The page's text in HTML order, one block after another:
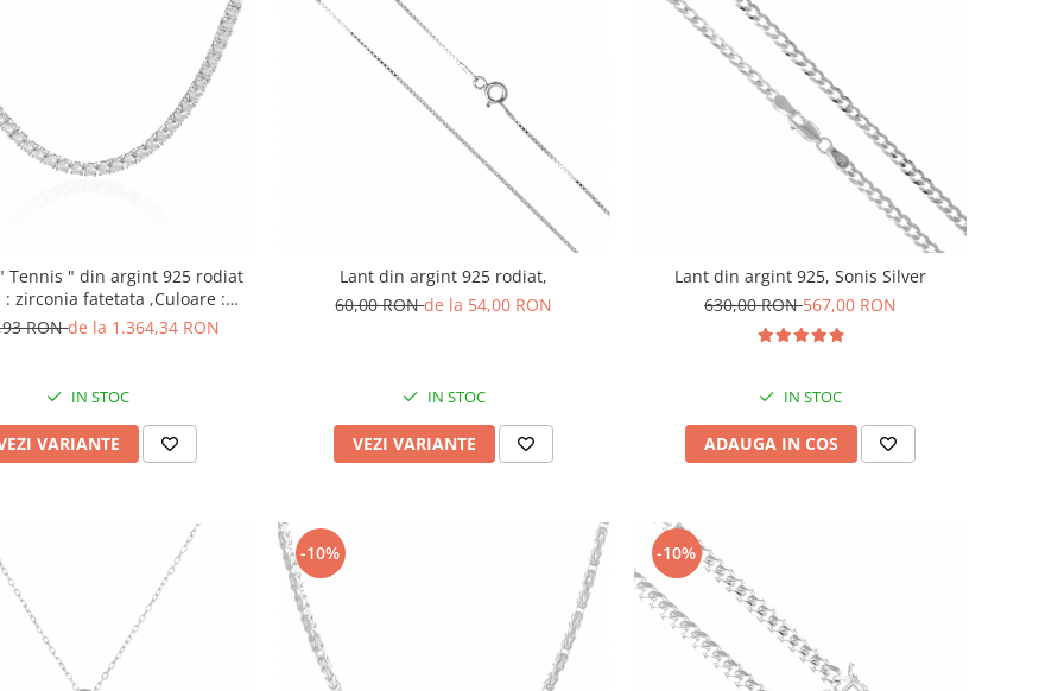
Tennis " din argint 925 rodiat
: zirconia fatetata ,Culoare :
transparenta ,
RONde la 1.364,34 RON
IN STOC
VARIANTE
Lant din argint 925 rodiat,
60,00 RONde la 54,00 RON
IN STOC
VEZI VARIANTE
Lant din argint 925, Sonis Silver
630,00 RON567,00 RON
IN STOC
ADAUGA IN COS
-10% -10%